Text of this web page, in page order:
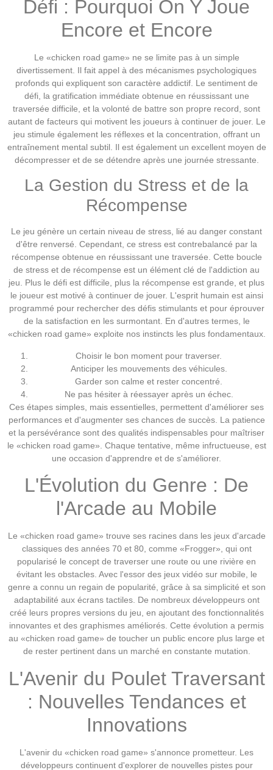
Défi : Pourquoi On Y Joue
Encore et Encore
Le «chicken road game» ne se limite pas à un simple
divertissement. Il fait appel à des mécanismes psychologiques
profonds qui expliquent son caractère addictif. Le sentiment de
défi, la gratification immédiate obtenue en réussissant une
traversée difficile, et la volonté de battre son propre record, sont
autant de facteurs qui motivent les joueurs à continuer de jouer. Le
jeu stimule également les réflexes et la concentration, offrant un
entraînement mental subtil. Il est également un excellent moyen de
décompresser et de se détendre après une journée stressante.
La Gestion du Stress et de la
Récompense
Le jeu génère un certain niveau de stress, lié au danger constant
d'être renversé. Cependant, ce stress est contrebalancé par la
récompense obtenue en réussissant une traversée. Cette boucle
de stress et de récompense est un élément clé de l'addiction au
jeu. Plus le défi est difficile, plus la récompense est grande, et plus
le joueur est motivé à continuer de jouer. L'esprit humain est ainsi
programmé pour rechercher des défis stimulants et pour éprouver
de la satisfaction en les surmontant. En d'autres termes, le
«chicken road game» exploite nos instincts les plus fondamentaux.
Choisir le bon moment pour traverser.
Anticiper les mouvements des véhicules.
Garder son calme et rester concentré.
Ne pas hésiter à réessayer après un échec.
Ces étapes simples, mais essentielles, permettent d'améliorer ses
performances et d'augmenter ses chances de succès. La patience
et la persévérance sont des qualités indispensables pour maîtriser
le «chicken road game». Chaque tentative, même infructueuse, est
une occasion d'apprendre et de s'améliorer.
L'Évolution du Genre : De
l'Arcade au Mobile
Le «chicken road game» trouve ses racines dans les jeux d'arcade
classiques des années 70 et 80, comme «Frogger», qui ont
popularisé le concept de traverser une route ou une rivière en
évitant les obstacles. Avec l'essor des jeux vidéo sur mobile, le
genre a connu un regain de popularité, grâce à sa simplicité et son
adaptabilité aux écrans tactiles. De nombreux développeurs ont
créé leurs propres versions du jeu, en ajoutant des fonctionnalités
innovantes et des graphismes améliorés. Cette évolution a permis
au «chicken road game» de toucher un public encore plus large et
de rester pertinent dans un marché en constante mutation.
L'Avenir du Poulet Traversant
: Nouvelles Tendances et
Innovations
L'avenir du «chicken road game» s'annonce prometteur. Les
développeurs continuent d'explorer de nouvelles pistes pour